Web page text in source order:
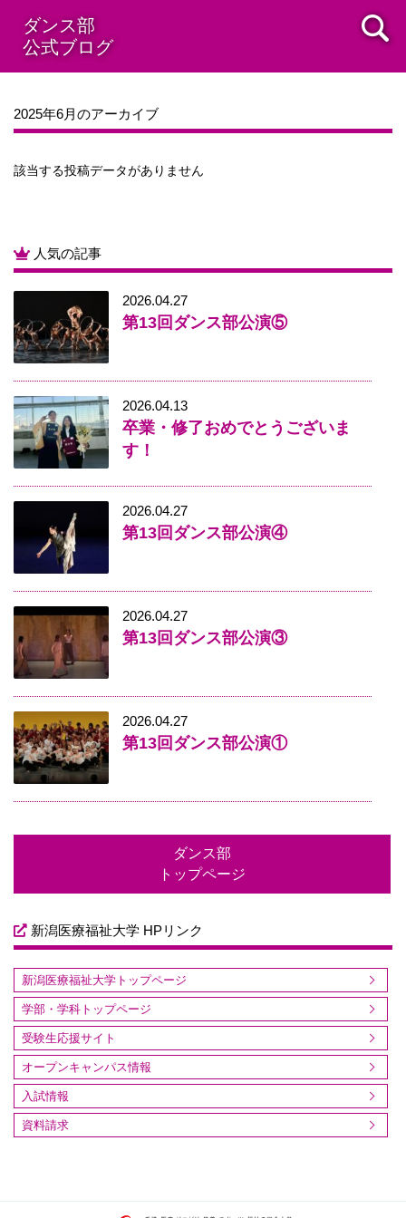
ダンス部
公式ブログ
2025年6月のアーカイブ
該当する投稿データがありません
人気の記事
2026.04.27
第13回ダンス部公演⑤
2026.04.13
卒業・修了おめでとうございま
す！
2026.04.27
第13回ダンス部公演④
2026.04.27
第13回ダンス部公演③
2026.04.27
第13回ダンス部公演①
2014年08月
2014年04月
2014年03月
2013年12月
ダンス部
トップページ
新潟医療福祉大学 HPリンク
新潟医療福祉大学トップページ
学部・学科トップページ
受験生応援サイト
オープンキャンパス情報
入試情報
資料請求